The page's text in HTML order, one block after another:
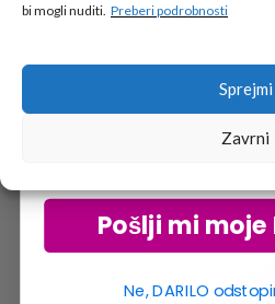
bi mogli nuditi. Preberi podrobnosti
Sprejmi
Zavrni
Vpiši podatke za prejem
Pošlji mi moje
Ne, DARILO